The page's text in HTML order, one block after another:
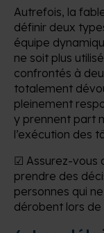
Autrefois, la
définir deux
équipe
ne soit plus
confrontés à
totalement
pleinement
y prennent part
l’exécution des
☑ Assurez-vous
prendre des
personnes qui
dérobent lors de